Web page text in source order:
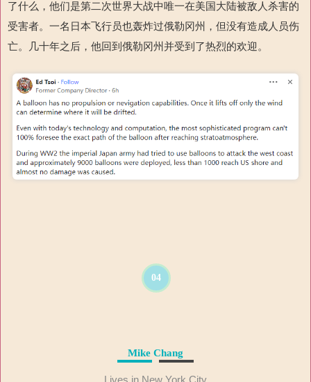
了什么，他们是第二次世界大战中唯一在美国大陆被敌人杀害的
受害者。一名日本飞行员也轰炸过俄勒冈州，但没有造成人员伤
亡。几十年之后，他回到俄勒冈州并受到了热烈的欢迎。
04
Mike Chang
Lives in New York City